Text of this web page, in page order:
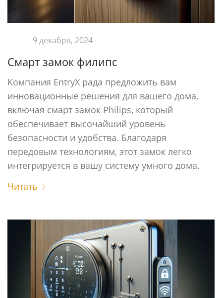
9 декабря, 2024
Cмарт замок филипс
Компания EntryX рада предложить вам
инновационные решения для вашего дома,
включая смарт замок Philips, который
обеспечивает высочайший уровень
безопасности и удобства. Благодаря
передовым технологиям, этот замок легко
интегрируется в вашу систему умного дома.
Читать